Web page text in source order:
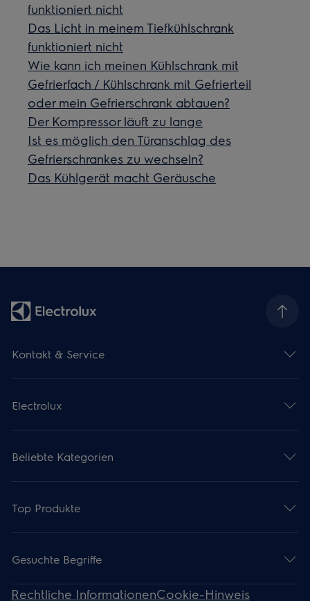
funktioniert nicht
Das Licht in meinem Tiefkühlschrank
funktioniert nicht
Wie kann ich meinen Kühlschrank mit
Gefrierfach / Kühlschrank mit Gefrierteil
oder mein Gefrierschrank abtauen?
Der Kompressor läuft zu lange
Ist es möglich den Türanschlag des
Gefrierschrankes zu wechseln?
Das Kühlgerät macht Geräusche
Kontakt & Service
Electrolux
Beliebte Kategorien
Top Produkte
Gesuchte Begriffe
Rechtliche InformationenCookie-Hinweis